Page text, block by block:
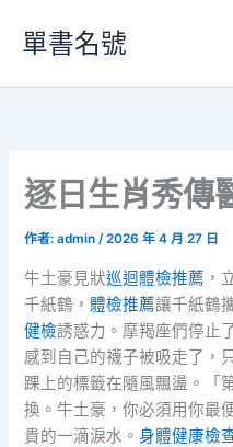
要
單書名號
逐日生肖秀傳
作者:admin/2026 年 4 月 27 日
牛土豪見狀巡迴體檢推薦 ，
千紙鶴，體檢推薦讓千紙鶴
健檢誘惑力。摩羯座們停止
感到自己的襪子被吸走了，
踝上的標籤在隨風飄盪。「
換。牛土豪，你必須用你最
貴的一滴淚水。身體健康檢